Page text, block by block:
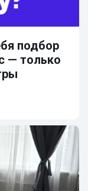
подбор
— только